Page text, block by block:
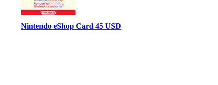
Nintendo eShop Card 45 USD